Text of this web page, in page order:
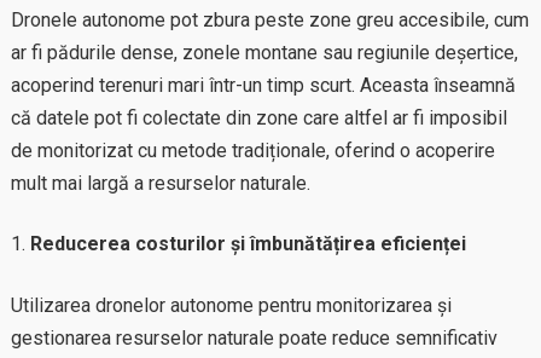
Dronele autonome pot zbura peste zone greu accesibile, cum
ar fi pădurile dense, zonele montane sau regiunile deșertice,
acoperind terenuri mari într-un timp scurt. Aceasta înseamnă
că datele pot fi colectate din zone care altfel ar fi imposibil
de monitorizat cu metode tradiționale, oferind o acoperire
mult mai largă a resurselor naturale.
Reducerea costurilor și îmbunătățirea eficienței
Utilizarea dronelor autonome pentru monitorizarea și
gestionarea resurselor naturale poate reduce semnificativ